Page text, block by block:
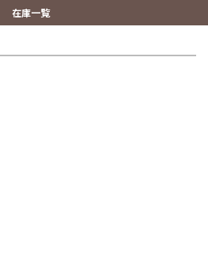
在庫一覧